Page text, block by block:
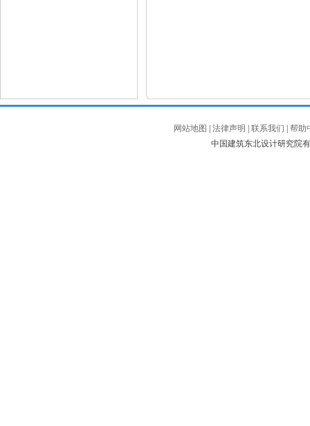
网站地图 法律声明 联系我们
帮助
中国建筑东北设计研究院